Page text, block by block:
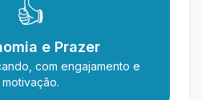
👍
e Prazer
com engajamento e
motivação.